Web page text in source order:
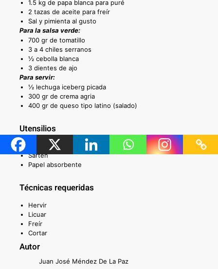
1.5 kg de papa blanca para puré
2 tazas de aceite para freír
Sal y pimienta al gusto
Para la salsa verde:
700 gr de tomatillo
3 a 4 chiles serranos
½ cebolla blanca
3 dientes de ajo
Para servir:
½ lechuga iceberg picada
300 gr de crema agria
400 gr de queso tipo latino (salado)
Utensilios
Licuadora
Sartén
Papel absorbente
Técnicas requeridas
Hervir
Licuar
Freír
Cortar
Autor
Juan José Méndez De La Paz